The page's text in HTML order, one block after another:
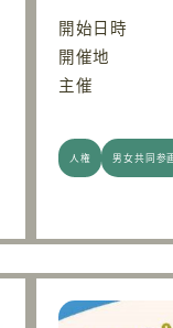
開始日時
開催地
主催
人権 男女共同参